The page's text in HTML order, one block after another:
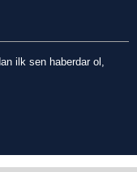
ilk sen haberdar ol,